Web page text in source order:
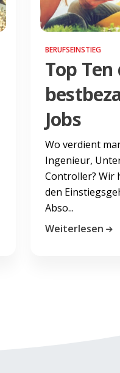
BERUFSEINSTIEG
Top Ten
Jobs
Wo verdient
Ingenieur,
Controller? Wir
den
Abso...
Weiterlesen